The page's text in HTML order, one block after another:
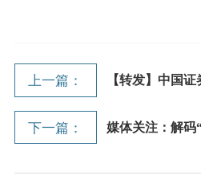
上一篇： 【转发】中国
下一篇： 媒体关注：解码